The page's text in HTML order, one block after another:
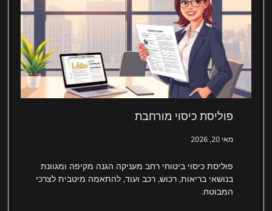
פוליסת כיסוי מורחבת
מאי 20, 2026
פוליסת כיסוי ביטוחי רחב מעניקה הגנה מקיפה ומגוונת
בנושאי בריאות, רכוש, רכב ועוד, להתאמה מיטבית לצרכי
המבוטח.